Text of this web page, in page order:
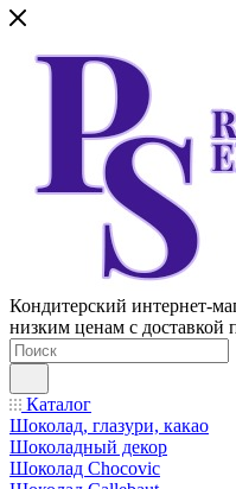
Кондитерский интернет-
низким ценам с доставкой
Каталог
Шоколад, глазури, какао
Шоколадный декор
Шоколад Chocovic